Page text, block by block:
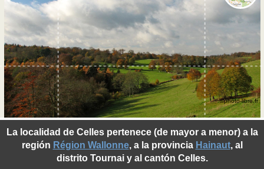
La localidad de Celles pertenece (de mayor a menor) a la
región Région Wallonne, a la provincia Hainaut, al
distrito Tournai y al cantón Celles.
©photo-libre.fr